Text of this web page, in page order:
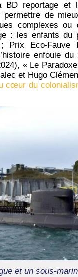
BD reportage et
permettre de
complexes ou
: les enfants du
Prix Eco-Fauve
enfouie
« Le
et Hugo
cœur du
et un sous-